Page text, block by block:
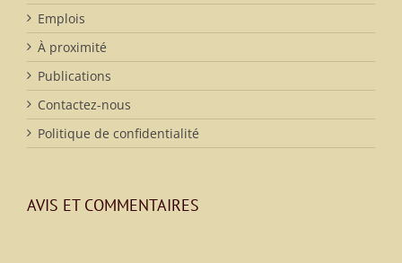
Emplois
À proximité
Publications
Contactez-nous
Politique de confidentialité
AVIS ET COMMENTAIRES